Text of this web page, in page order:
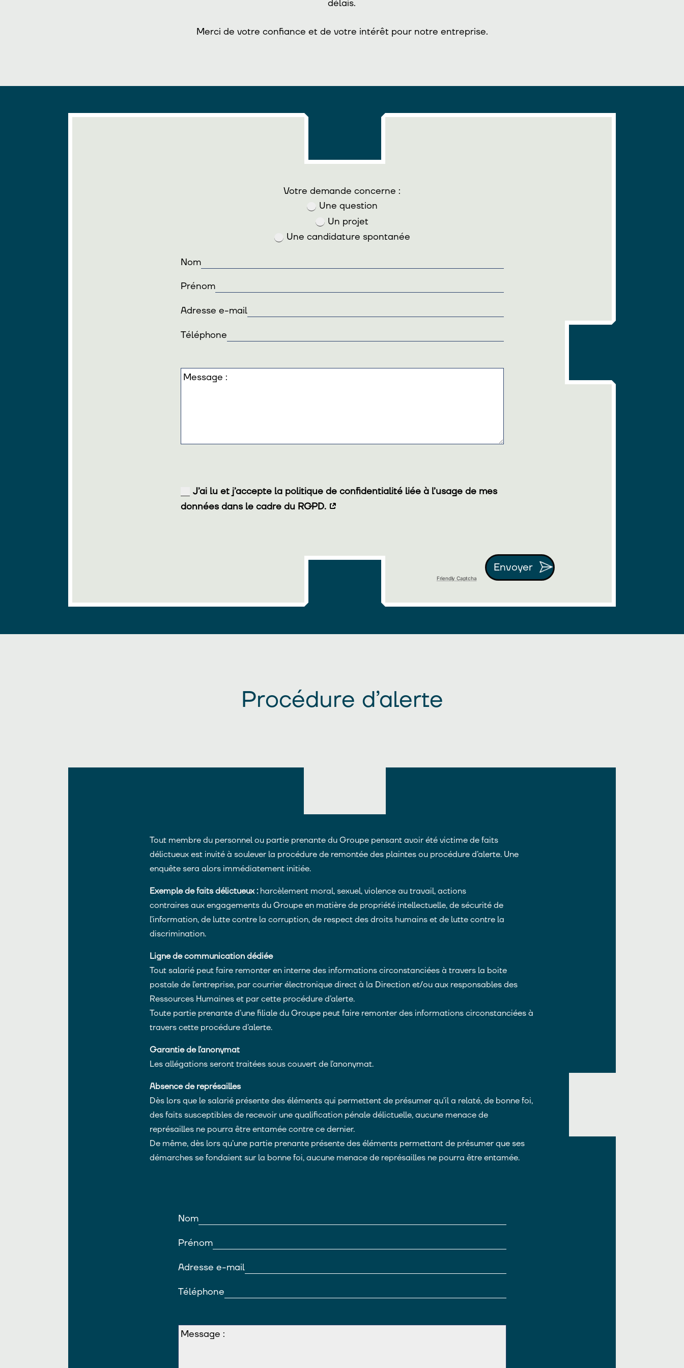
délais.
Merci de votre confiance et de votre intérêt pour notre entreprise.
Votre demande concerne :
Une question
Un projet
Une candidature spontanée
Nom
Prénom
Adresse e-mail
Téléphone
Message :
J’ai lu et j’accepte la politique de confidentialité liée à l’usage de mes
données dans le cadre du RGPD.
Friendly Captcha
Envoyer
Procédure d’alerte
Tout membre du personnel ou partie prenante du Groupe pensant avoir été victime de faits
délictueux est invité à soulever la procédure de remontée des plaintes ou procédure d’alerte. Une
enquête sera alors immédiatement initiée.
Exemple de faits délictueux :harcèlement moral, sexuel, violence au travail, actions
contraires aux engagements du Groupe en matière de propriété intellectuelle, de sécurité de
l’information, de lutte contre la corruption, de respect des droits humains et de lutte contre la
discrimination.
Ligne de communication dédiée
Tout salarié peut faire remonter en interne des informations circonstanciées à travers la boite
postale de l’entreprise, par courrier électronique direct à la Direction et/ou aux responsables des
Ressources Humaines et par cette procédure d’alerte.
Toute partie prenante d’une filiale du Groupe peut faire remonter des informations circonstanciées à
travers cette procédure d’alerte.
Garantie de l’anonymat
Les allégations seront traitées sous couvert de l’anonymat.
Absence de représailles
Dès lors que le salarié présente des éléments qui permettent de présumer qu’il a relaté, de bonne foi,
des faits susceptibles de recevoir une qualification pénale délictuelle, aucune menace de
représailles ne pourra être entamée contre ce dernier.
De même, dès lors qu’une partie prenante présente des éléments permettant de présumer que ses
démarches se fondaient sur la bonne foi, aucune menace de représailles ne pourra être entamée.
Nom
Prénom
Adresse e-mail
Téléphone
Message :